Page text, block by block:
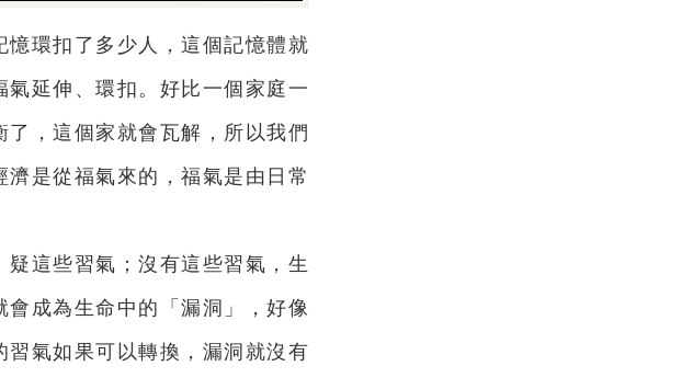
環扣了多少人，這個記憶體就
延伸、環扣。好比一個家庭一
，這個家就會瓦解，所以我們
是從福氣來的，福氣是由日常
這些習氣；沒有這些習氣，生
成為生命中的「漏洞」，好像
氣如果可以轉換，漏洞就沒有